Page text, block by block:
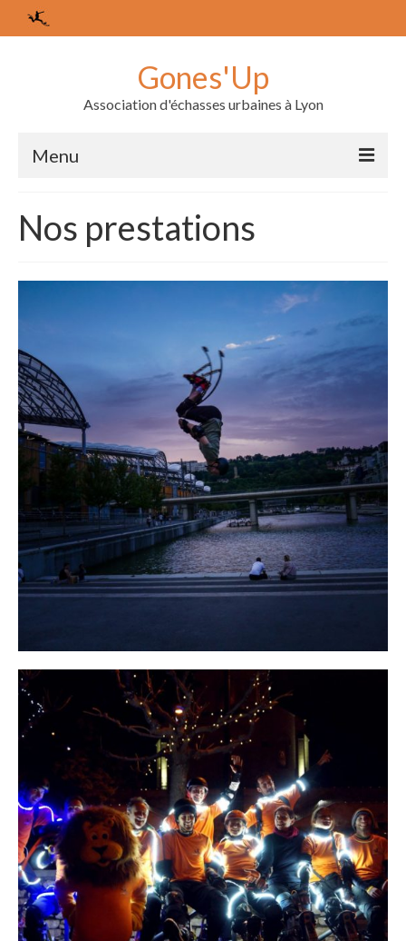
Gones'Up
Association d'échasses urbaines à Lyon
Menu
Les membres
Le bureau
Nos derniers événements
Les échasses urbaines
Nos prestations
Contact
Nos prestations